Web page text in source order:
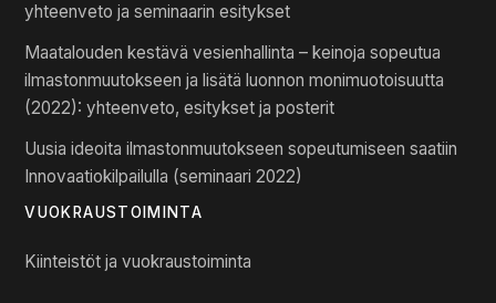
yhteenveto ja seminaarin esitykset
Maatalouden kestävä vesienhallinta – keinoja sopeutua
ilmastonmuutokseen ja lisätä luonnon monimuotoisuutta
(2022): yhteenveto, esitykset ja posterit
Uusia ideoita ilmastonmuutokseen sopeutumiseen saatiin
Innovaatiokilpailulla (seminaari 2022)
VUOKRAUSTOIMINTA
Kiinteistöt ja vuokraustoiminta